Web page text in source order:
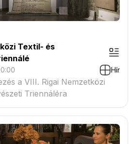
Textil- és
Hír
a VIII. Rigai Nemzetközi
Triennáléra